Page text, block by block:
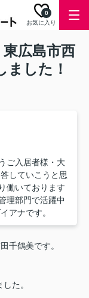
お気に入り
0
広島市西
ました！
ご入居者様・大
していこうと思
働いております
理部門で活躍中
アナです。
千鶴美です。
た。